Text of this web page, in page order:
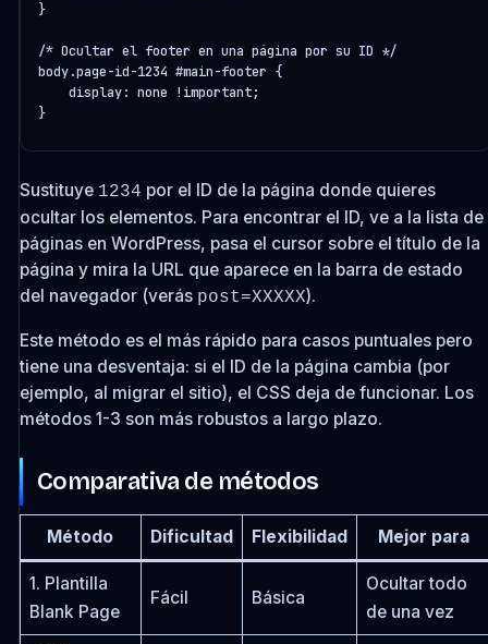
}
/* Ocultar el footer en una página por su ID */
body.page-id-1234 #main-footer {
    display: none !important;
}
Sustituye 1234 por el ID de la página donde quieres
ocultar los elementos. Para encontrar el ID, ve a la lista de
páginas en WordPress, pasa el cursor sobre el título de la
página y mira la URL que aparece en la barra de estado
del navegador (verás post=XXXXX).
Este método es el más rápido para casos puntuales pero
tiene una desventaja: si el ID de la página cambia (por
ejemplo, al migrar el sitio), el CSS deja de funcionar. Los
métodos 1-3 son más robustos a largo plazo.
Comparativa de métodos
Método Dificultad Flexibilidad Mejor para
1. Plantilla
Blank Page
Fácil Básica
Ocultar todo
de una vez